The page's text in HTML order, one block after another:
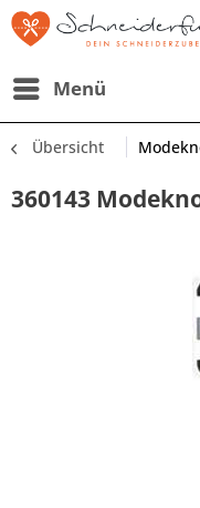
Menü
Übersicht
360143